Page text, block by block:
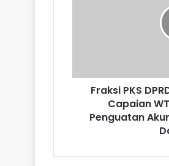
12,
Dorong
Penguatan
Akuntabilitas
Fraksi PKS
Capaian
Penguatan